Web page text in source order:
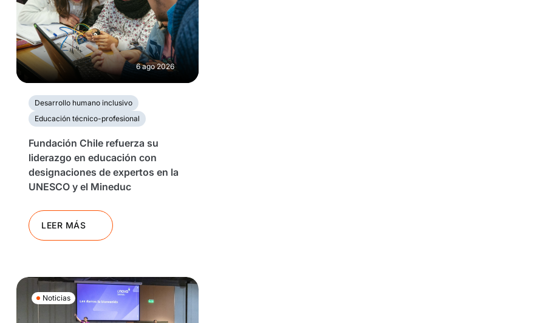
6 ago 2026
Desarrollo humano inclusivo
Educación técnico-profesional
Fundación Chile refuerza su
liderazgo en educación con
designaciones de expertos en la
UNESCO y el Mineduc
LEER MÁS
Noticias